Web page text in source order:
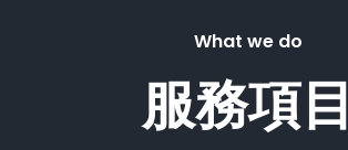
What we do
服務項目